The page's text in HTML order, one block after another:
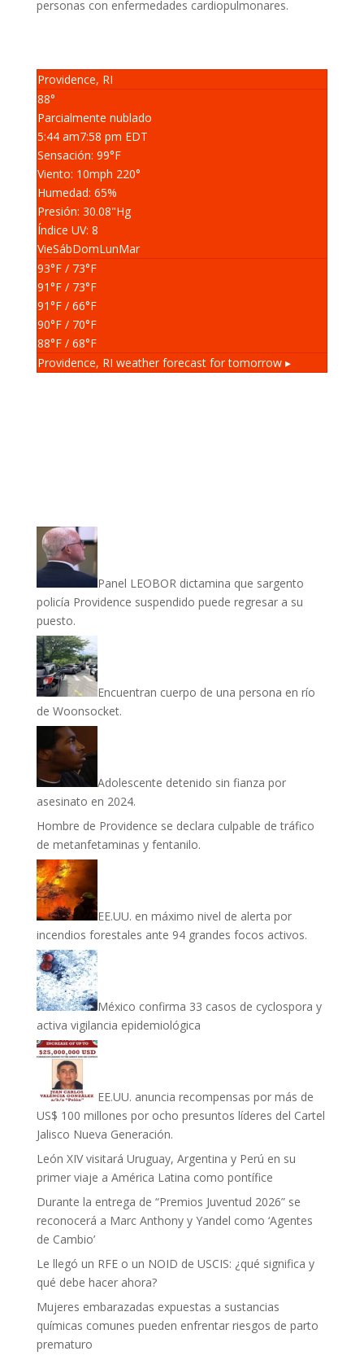
personas con enfermedades cardiopulmonares.
Providence, RI
88°
Parcialmente nublado
5:44 am7:58 pm EDT
Sensación: 99°F
Viento: 10mph 220°
Humedad: 65%
Presión: 30.08"Hg
Índice UV: 8
VieSábDomLunMar
93°F/ 73°F
91°F/ 73°F
91°F/ 66°F
90°F/ 70°F
88°F/ 68°F
Providence, RI weather forecast for tomorrow ▸
Panel LEOBOR dictamina que sargento
policía Providence suspendido puede regresar a su
puesto.
Encuentran cuerpo de una persona en río
de Woonsocket.
Adolescente detenido sin fianza por
asesinato en 2024.
Hombre de Providence se declara culpable de tráfico
de metanfetaminas y fentanilo.
EE.UU. en máximo nivel de alerta por
incendios forestales ante 94 grandes focos activos.
México confirma 33 casos de cyclospora y
activa vigilancia epidemiológica
EE.UU. anuncia recompensas por más de
US$ 100 millones por ocho presuntos líderes del Cartel
Jalisco Nueva Generación.
León XIV visitará Uruguay, Argentina y Perú en su
primer viaje a América Latina como pontífice
Durante la entrega de “Premios Juventud 2026” se
reconocerá a Marc Anthony y Yandel como ‘Agentes
de Cambio’
Le llegó un RFE o un NOID de USCIS: ¿qué significa y
qué debe hacer ahora?
Mujeres embarazadas expuestas a sustancias
químicas comunes pueden enfrentar riesgos de parto
prematuro